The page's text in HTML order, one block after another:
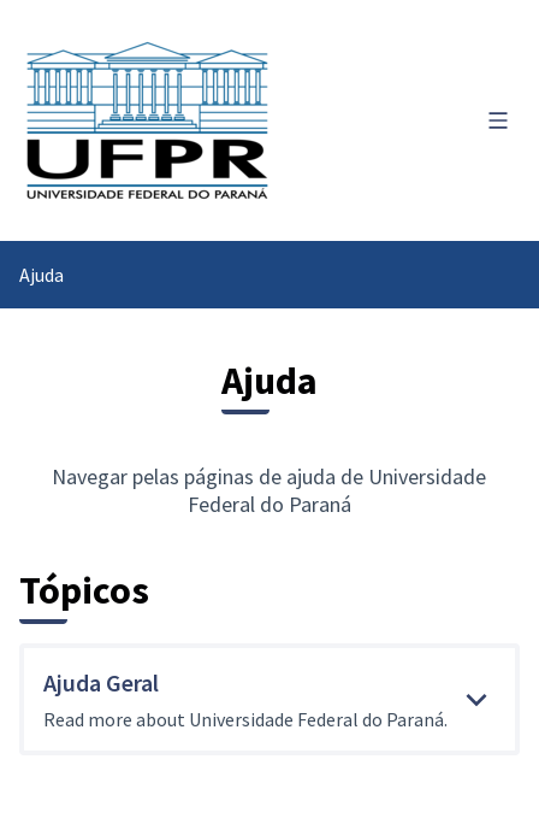
Ajuda
Ajuda
Navegar pelas páginas de ajuda de Universidade
Federal do Paraná
Tópicos
Ajuda Geral
Read more about Universidade Federal do Paraná.